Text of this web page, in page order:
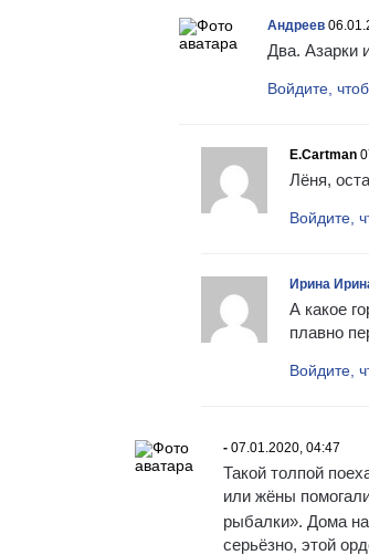
Андреев
Два. Азарки
Войдите,
E.Cartman
Лёня,
Войдите,
Ирина
А какое
плавно
Войдите,
- 07.01.2020, 04:47
Такой толпой
или жёны
рыбалки». Дома
серьёзно, этой